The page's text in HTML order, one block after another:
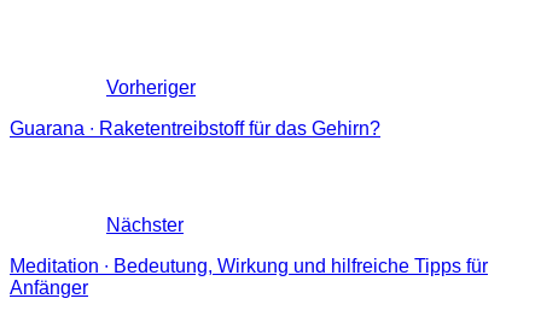
Vorheriger
Guarana ∙ Raketentreibstoff für das Gehirn?
Nächster
Meditation ∙ Bedeutung, Wirkung und hilfreiche Tipps für
Anfänger